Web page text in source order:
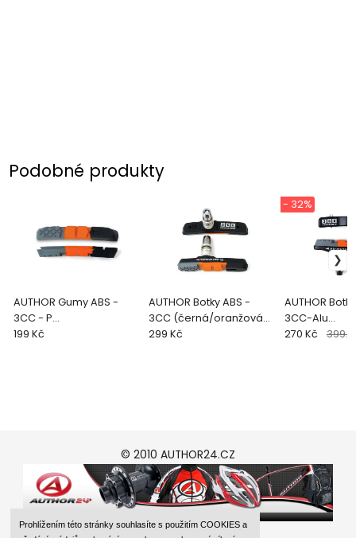
Prohlížením této stránky souhlasíte s použitím COOKIES a
Podobné produkty
AUTHOR Gumy ABS -
3CC - P
(černá/oranžová/šedá)
199 Kč
AUTHOR Botky ABS -
3CC (černá/oranžová/
šedá)
299 Kč
AUTHOR
3CC-Alu
(černá/
- 32%
270 Kč
© 2010 AUTHOR24.CZ